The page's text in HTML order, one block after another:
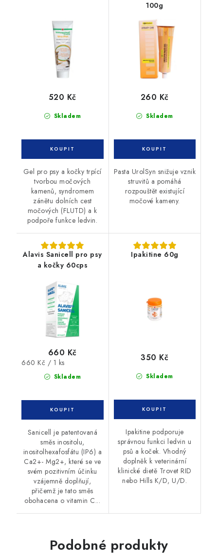
Skladem
520 Kč
Gel pro psy a kočky trpící
tvorbou močových
kamenů, syndromem
zánětu dolních cest
močových (FLUTD) a k
podpoře funkce ledvin.
100g
Skladem
260 Kč
Pasta UrolSyn snižuje vznik
struvitů a pomáhá
rozpouštět existující
močové kameny.
Alavis Sanicell pro psy
a kočky 60cps
Skladem
660 Kč
Měrná
660 Kč / 1 ks
Sanicell je patentovaná
směs inositolu,
inositolhexafosfátu (IP6) a
Ca2+- Mg2+, které se ve
svém pozitivním účinku
vzájemně doplňují,
přičemž je tato směs
obohacena o vitamin C...
Ipakitine 60g
Skladem
350 Kč
Ipakitine podporuje
správnou funkci ledvin u
psů a koček. Vhodný
doplněk k veterinární
klinické dietě Trovet RID
nebo Hills K/D, U/D.
Podobné produkty